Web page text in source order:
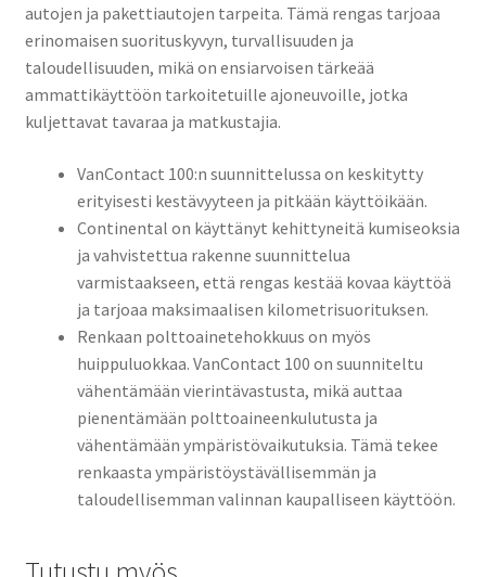
autojen ja pakettiautojen tarpeita. Tämä rengas tarjoaa
erinomaisen suorituskyvyn, turvallisuuden ja
taloudellisuuden, mikä on ensiarvoisen tärkeää
ammattikäyttöön tarkoitetuille ajoneuvoille, jotka
kuljettavat tavaraa ja matkustajia.
VanContact 100:n suunnittelussa on keskitytty
erityisesti kestävyyteen ja pitkään käyttöikään.
Continental on käyttänyt kehittyneitä kumiseoksia
ja vahvistettua rakenne suunnittelua
varmistaakseen, että rengas kestää kovaa käyttöä
ja tarjoaa maksimaalisen kilometrisuorituksen.
Renkaan polttoainetehokkuus on myös
huippuluokkaa. VanContact 100 on suunniteltu
vähentämään vierintävastusta, mikä auttaa
pienentämään polttoaineenkulutusta ja
vähentämään ympäristövaikutuksia. Tämä tekee
renkaasta ympäristöystävällisemmän ja
taloudellisemman valinnan kaupalliseen käyttöön.